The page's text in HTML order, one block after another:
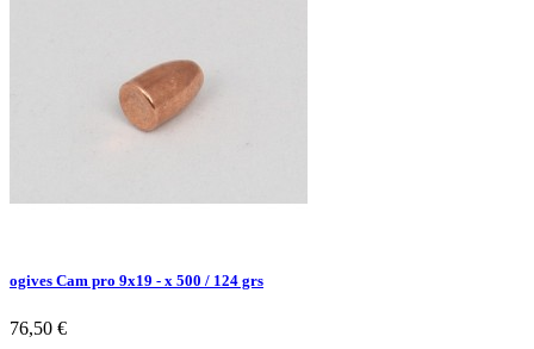
ogives Cam pro 9x19 - x 500 / 124 grs
76,50 €